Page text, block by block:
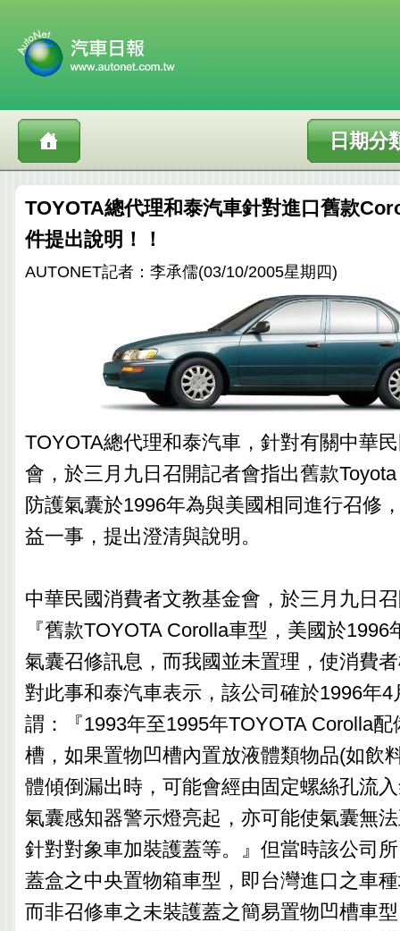
日期分
TOYOTA總代理和泰汽車針對進口舊款
件提出說明！！
AUTONET記者：李承儒(03/10/2005星期四)
TOYOTA總代理和泰汽車，針對有關中華
會，於三月九日召開記者會指出舊款
防護氣囊於1996年為與美國相同進行召修
益一事，提出澄清與說明。
中華民國消費者文教基金會，於三月九日
『舊款TOYOTA Corolla車型，美國於
氣囊召修訊息，而我國並未置理，使消費
對此事和泰汽車表示，該公司確於1996年
謂：『1993年至1995年TOYOTA Corolla
槽，如果置物凹槽內置放液體類物品(如飲
體傾倒漏出時，可能會經由固定螺絲孔流
氣囊感知器警示燈亮起，亦可能使氣囊無
針對對象車加裝護蓋等。』但當時該公司
蓋盒之中央置物箱車型，即台灣進口之車
而非召修車之未裝護蓋之簡易置物凹槽車